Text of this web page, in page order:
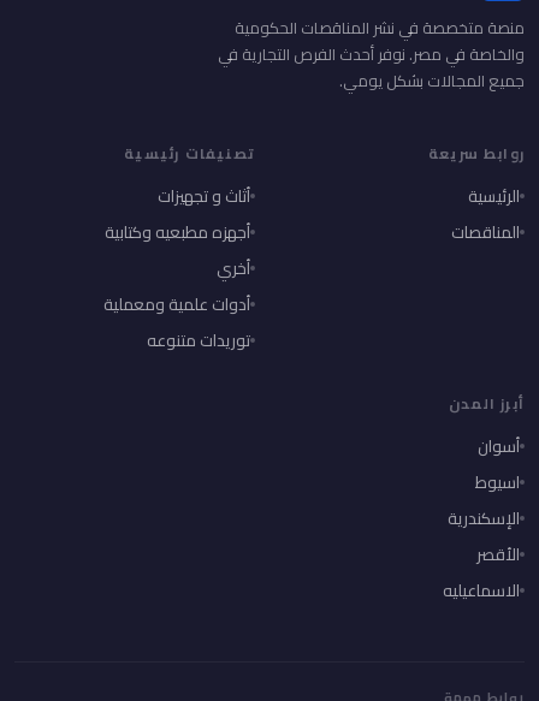
منصة متخصصة في نشر المناقصات الحكومية
والخاصة في مصر. نوفر أحدث الفرص التجارية في
جميع المجالات بشكل يومي.
روابط سريعة
الرئيسية
المناقصات
تصنيفات رئيسية
أثاث و تجهيزات
أجهزه مطبعيه وكتابية
أخري
أدوات علمية ومعملية
توريدات متنوعه
أبرز المدن
أسوان
اسيوط
الإسكندرية
الأقصر
الاسماعيليه